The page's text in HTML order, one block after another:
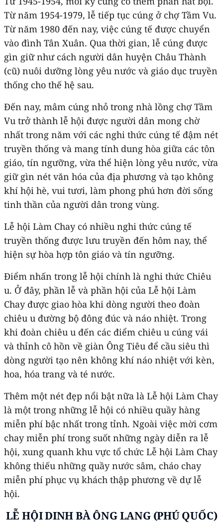
Từ năm 1954-1979, lễ tiếp tục cúng ở chợ Tầm Vu.
Từ năm 1980 đến nay, việc cúng tế được chuyển
vào đình Tân Xuân. Qua thời gian, lễ cúng được
gìn giữ như cách người dân huyện Châu Thành
(cũ) nuôi dưỡng lòng yêu nước và giáo dục truyền
thống cho thế hệ sau.
Đến nay, mâm cúng nhỏ trong nhà lồng chợ Tầm
Vu trở thành lễ hội được người dân mong chờ
nhất trong năm với các nghi thức cúng tế đậm nét
truyền thống và mang tính dung hòa giữa các tôn
giáo, tín ngưỡng, vừa thể hiện lòng yêu nước, vừa
giữ gìn nét văn hóa của địa phương và tạo không
khí hội hè, vui tươi, làm phong phú hơn đời sống
tinh thần của người dân trong vùng.
Lễ hội Làm Chay có nhiều nghi thức cúng tế
truyền thống được lưu truyền đến hôm nay, thể
hiện sự hòa hợp tôn giáo và tín ngưỡng.
Điểm nhấn trong lễ hội chính là nghi thức Chiêu
u. Ở đây, phần lễ và phần hội của Lễ hội Làm
Chay được giao hòa khi dòng người theo đoàn
chiêu u đường bộ đông đúc và náo nhiệt. Trong
khi đoàn chiêu u đến các điểm chiêu u cúng vái
và thỉnh cô hồn về giàn Ông Tiêu để cầu siêu thì
dòng người tạo nên không khí náo nhiệt với kèn,
hoa, hóa trang và té nước.
Thêm một nét đẹp nổi bật nữa là Lễ hội Làm Chay
là một trong những lễ hội có nhiều quầy hàng
miễn phí bậc nhất trong tỉnh. Ngoài việc mời cơm
chay miễn phí trong suốt những ngày diễn ra lễ
hội, xung quanh khu vực tổ chức Lễ hội Làm Chay
không thiếu những quầy nước sâm, cháo chay
miễn phí phục vụ khách thập phương về dự lễ
hội.
LỄ HỘI DINH BÀ ÔNG LANG (PHÚ QUỐC)